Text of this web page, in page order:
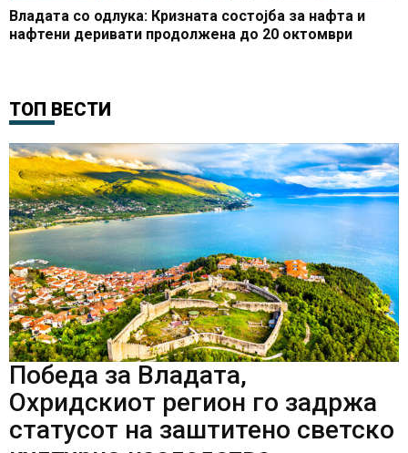
Владата со одлука: Кризната состојба за нафта и
нафтени деривати продолжена до 20 октомври
ТОП ВЕСТИ
Победа за Владата,
Охридскиот регион го задржа
статусот на заштитено светско